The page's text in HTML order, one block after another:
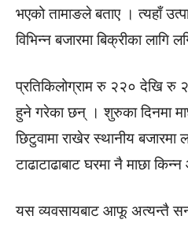
भएको तामाङले बताए । त्यहाँ
विभिन्न बजारमा बिक्रीका लागि
प्रतिकिलोग्राम रु २२० देखि रु
हुने गरेका छन् । शुरुका दिनमा
छिटुवामा राखेर स्थानीय
टाढाटाढाबाट घरमा नै माछा
यस व्यवसायबाट आफू अत्यन्तै